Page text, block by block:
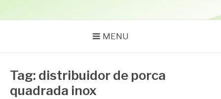
MENU
Tag: distribuidor de porca
quadrada inox